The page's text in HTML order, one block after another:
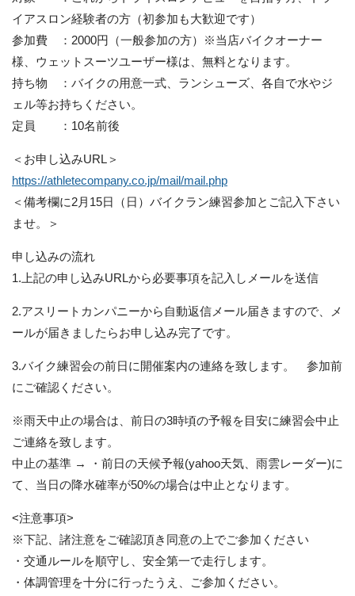
イアスロン経験者の方（初参加も大歓迎です）
参加費 ：2000円（一般参加の方）※当店バイクオーナー
様、ウェットスーツユーザー様は、無料となります。
持ち物 ：バイクの用意一式、ランシューズ、各自で水やジ
ェル等お持ちください。
定員 ：10名前後
＜お申し込みURL＞
https://athletecompany.co.jp/mail/mail.php
＜備考欄に2月15日（日）バイクラン練習参加とご記入下さい
ませ。＞
申し込みの流れ
1.上記の申し込みURLから必要事項を記入しメールを送信
2.アスリートカンパニーから自動返信メール届きますので、メ
ールが届きましたらお申し込み完了です。
3.バイク練習会の前日に開催案内の連絡を致します。 参加前
にご確認ください。
※雨天中止の場合は、前日の3時頃の予報を目安に練習会中止
ご連絡を致します。
中止の基準 → ・前日の天候予報(yahoo天気、雨雲レーダー)に
て、当日の降水確率が50%の場合は中止となります。
<注意事項>
※下記、諸注意をご確認頂き同意の上でご参加ください
・交通ルールを順守し、安全第一で走行します。
・体調管理を十分に行ったうえ、ご参加ください。